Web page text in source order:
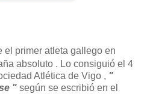
el primer atleta gallego en
absoluto . Lo consiguió el 4
Atlética de Vigo , "
" según se escribió en el